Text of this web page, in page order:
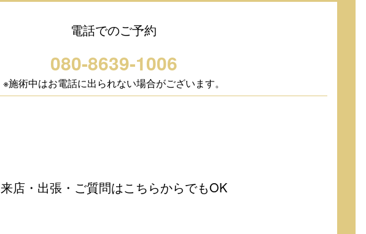
電話でのご予約
080-8639-1006
※施術中はお電話に出られない場合がございます。
来店・出張・ご質問はこちらからでもOK